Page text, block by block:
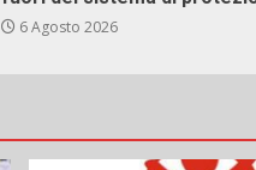
6 Agosto 2026